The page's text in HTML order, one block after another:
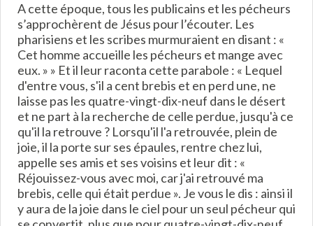
A cette époque, tous les publicains et les pécheurs
s’approchèrent de Jésus pour l’écouter. Les
pharisiens et les scribes murmuraient en disant : «
Cet homme accueille les pécheurs et mange avec
eux. » » Et il leur raconta cette parabole : « Lequel
d'entre vous, s'il a cent brebis et en perd une, ne
laisse pas les quatre-vingt-dix-neuf dans le désert
et ne part à la recherche de celle perdue, jusqu'à ce
qu'il la retrouve ? Lorsqu'il l'a retrouvée, plein de
joie, il la porte sur ses épaules, rentre chez lui,
appelle ses amis et ses voisins et leur dit : «
Réjouissez-vous avec moi, car j'ai retrouvé ma
brebis, celle qui était perdue ». Je vous le dis : ainsi il
y aura de la joie dans le ciel pour un seul pécheur qui